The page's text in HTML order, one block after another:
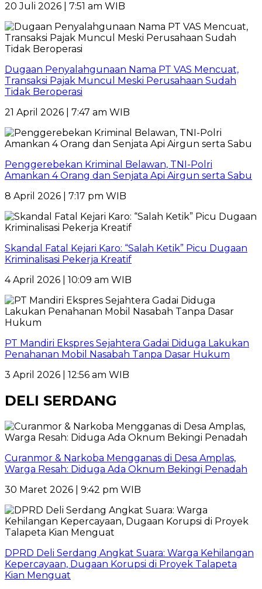
20 Juli 2026 | 7:51 am WIB
Dugaan Penyalahgunaan Nama PT VAS Mencuat,
Transaksi Pajak Muncul Meski Perusahaan Sudah
Tidak Beroperasi
21 April 2026 | 7:47 am WIB
Penggerebekan Kriminal Belawan, TNI-Polri
Amankan 4 Orang dan Senjata Api Airgun serta Sabu
8 April 2026 | 7:17 pm WIB
Skandal Fatal Kejari Karo: “Salah Ketik” Picu Dugaan
Kriminalisasi Pekerja Kreatif
4 April 2026 | 10:09 am WIB
PT Mandiri Ekspres Sejahtera Gadai Diduga Lakukan
Penahanan Mobil Nasabah Tanpa Dasar Hukum
3 April 2026 | 12:56 am WIB
DELI SERDANG
Curanmor & Narkoba Mengganas di Desa Amplas,
Warga Resah: Diduga Ada Oknum Bekingi Penadah
30 Maret 2026 | 9:42 pm WIB
DPRD Deli Serdang Angkat Suara: Warga Kehilangan
Kepercayaan, Dugaan Korupsi di Proyek Talapeta
Kian Menguat